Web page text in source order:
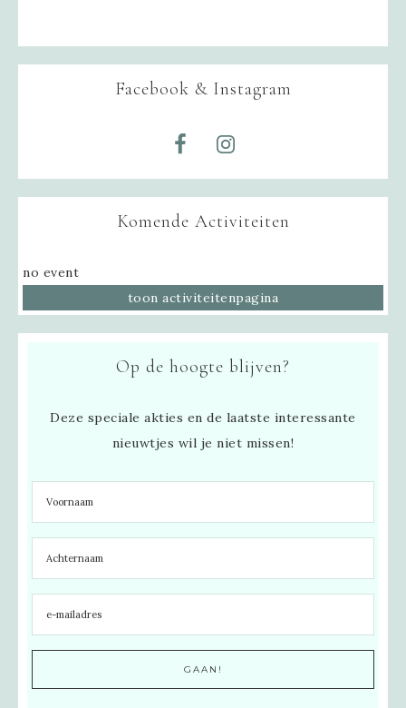
Facebook & Instagram
Komende Activiteiten
no event
toon activiteitenpagina
Op de hoogte blijven?
Deze speciale akties en de laatste interessante
nieuwtjes wil je niet missen!